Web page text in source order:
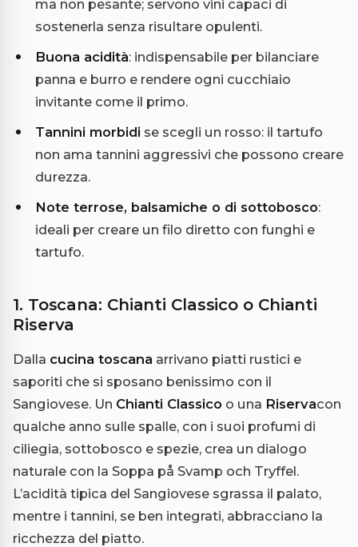
ma non pesante; servono vini capaci di
sostenerla senza risultare opulenti.
Buona acidità: indispensabile per bilanciare
panna e burro e rendere ogni cucchiaio
invitante come il primo.
Tannini morbidi se scegli un rosso: il tartufo
non ama tannini aggressivi che possono creare
durezza.
Note terrose, balsamiche o di sottobosco:
ideali per creare un filo diretto con funghi e
tartufo.
1. Toscana: Chianti Classico o Chianti
Riserva
Dalla cucina toscana arrivano piatti rustici e
saporiti che si sposano benissimo con il
Sangiovese. Un Chianti Classico o una Riservacon
qualche anno sulle spalle, con i suoi profumi di
ciliegia, sottobosco e spezie, crea un dialogo
naturale con la Soppa på Svamp och Tryffel.
L’acidità tipica del Sangiovese sgrassa il palato,
mentre i tannini, se ben integrati, abbracciano la
ricchezza del piatto.